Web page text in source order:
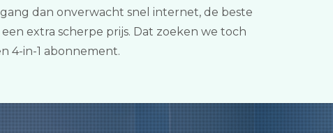
dan onverwacht snel internet, de beste
extra scherpe prijs. Dat zoeken we toch
4-in-1 abonnement.